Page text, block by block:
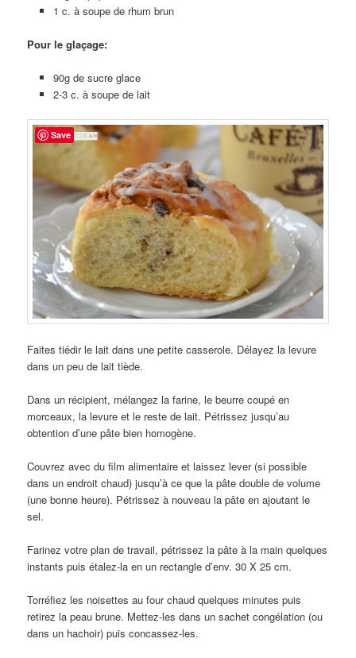
1 c. à soupe de rhum brun
Pour le glaçage:
90g de sucre glace
2-3 c. à soupe de lait
Faites tiédir le lait dans une petite casserole. Délayez la levure
dans un peu de lait tiède.
Dans un récipient, mélangez la farine, le beurre coupé en
morceaux, la levure et le reste de lait. Pétrissez jusqu’au
obtention d’une pâte bien homogène.
Couvrez avec du film alimentaire et laissez lever (si possible
dans un endroit chaud) jusqu’à ce que la pâte double de volume
(une bonne heure). Pétrissez à nouveau la pâte en ajoutant le
sel.
Farinez votre plan de travail, pétrissez la pâte à la main quelques
instants puis étalez-la en un rectangle d’env. 30 X 25 cm.
Torréfiez les noisettes au four chaud quelques minutes puis
retirez la peau brune. Mettez-les dans un sachet congélation (ou
dans un hachoir) puis concassez-les.
Save